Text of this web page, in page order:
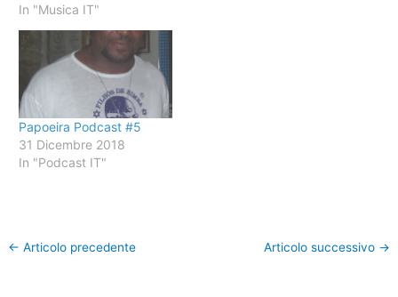
In "Musica IT"
Papoeira Podcast #5
31 Dicembre 2018
In "Podcast IT"
← Articolo precedente Articolo successivo →